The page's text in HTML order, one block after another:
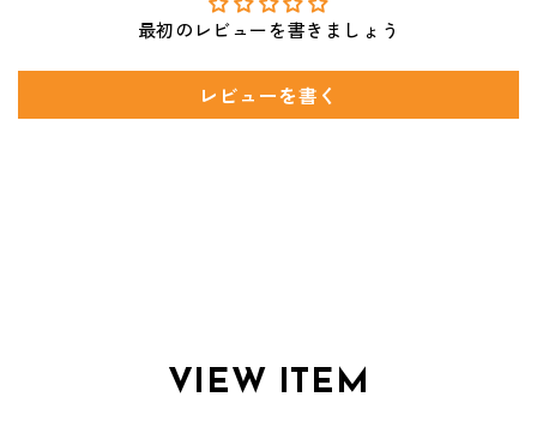
最初のレビューを書きましょう
レビューを書く
VIEW ITEM